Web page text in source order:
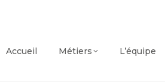
Accueil Métiers L’équipe